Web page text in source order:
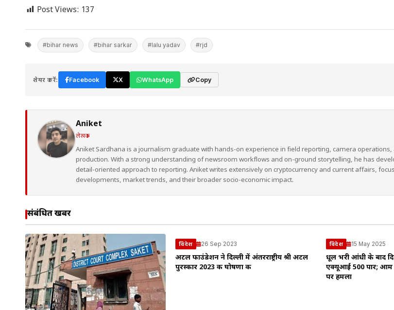
Post Views: 137
#bihar news #bihar sarkar #lalu yadav #rjd
शेयर करें: Facebook X WhatsApp Copy
Aniket
लेखक
Aniket Sardhana is a journalism graduate with hands-on experience in field reporting, camera operations,
production. With a strong understanding of newsroom workflows and on-ground storytelling, he has
detail-oriented approach to reporting. Aniket writes extensively on cryptocurrency and current affairs,
developments, market trends, and their broader socio-economic impact.
संबंधित खबरें
विदेश 26 Sep 2023
अटल फाउंडेशन ने दिल्ली में अंतरराष्ट्रीय श्री अटल
पुरस्कार 2023 की घोषणा की
विदेश 15 May 2025
धूल भरी आंधी के बाद
एक्यूआई 500 पार; आम
पर हमला